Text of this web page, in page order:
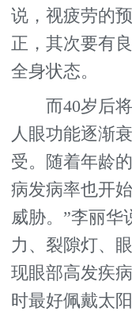
说，视疲劳的
正，其次要有
全身状态。
而40岁后将
人眼功能逐渐
受。随着年龄
病发病率也开
威胁。”李丽华
力、裂隙灯、
现眼部高发疾
时最好佩戴太